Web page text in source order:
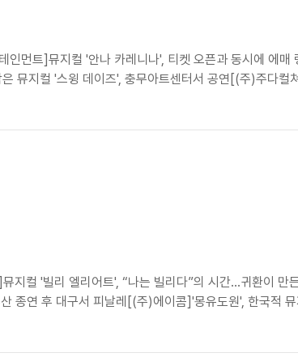
먼트]뮤지컬 '안나 카레니나', 티켓 오픈과 동시에 에
뮤지컬 '스윙 데이즈', 충무아트센터서 공연[(주)주다컬
컬 '빌리 엘리어트', “나는 빌리다”의 시간…귀환이 만
종연 후 대구서 피날레[(주)에이콤]'몽유도원', 한국적